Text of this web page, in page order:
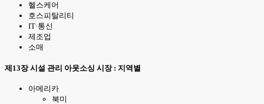
헬스케어
호스피탈리티
IT·통신
제조업
소매
제13장 시설 관리 아웃소싱 시장 : 지역별
아메리카
북미